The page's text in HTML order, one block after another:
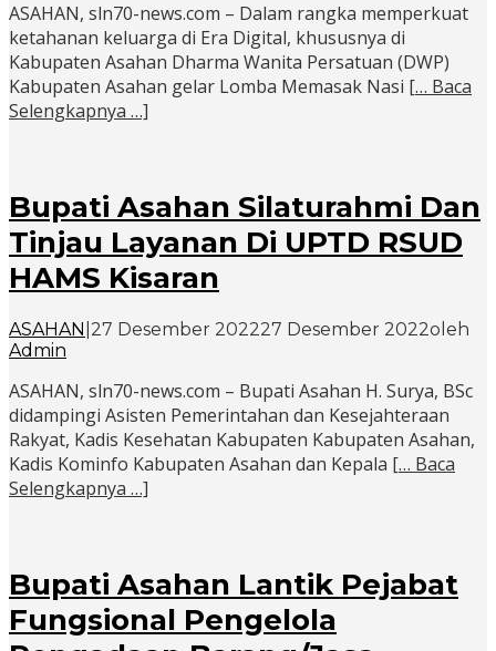
ASAHAN, sln70-news.com – Dalam rangka memperkuat
ketahanan keluarga di Era Digital, khususnya di
Kabupaten Asahan Dharma Wanita Persatuan (DWP)
Kabupaten Asahan gelar Lomba Memasak Nasi [… Baca
Selengkapnya …]
Bupati Asahan Silaturahmi Dan
Tinjau Layanan Di UPTD RSUD
HAMS Kisaran
ASAHAN 27 Desember 202227 Desember 2022oleh
Admin
ASAHAN, sln70-news.com – Bupati Asahan H. Surya, BSc
didampingi Asisten Pemerintahan dan Kesejahteraan
Rakyat, Kadis Kesehatan Kabupaten Kabupaten Asahan,
Kadis Kominfo Kabupaten Asahan dan Kepala [… Baca
Selengkapnya …]
Bupati Asahan Lantik Pejabat
Fungsional Pengelola